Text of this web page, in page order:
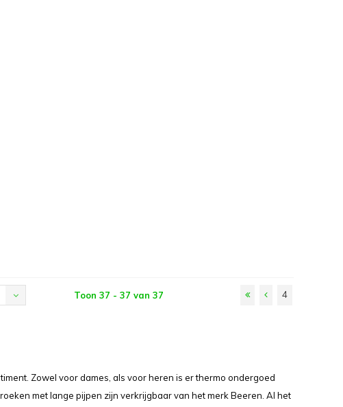
Toon 37 - 37 van 37 4
Zowel voor dames, als voor heren is er thermo ondergoed
met lange pijpen zijn verkrijgbaar van het merk Beeren. Al het